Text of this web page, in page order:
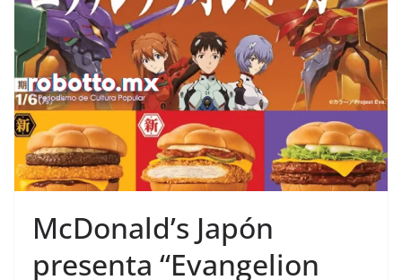
McDonald’s Japón
presenta “Evangelion